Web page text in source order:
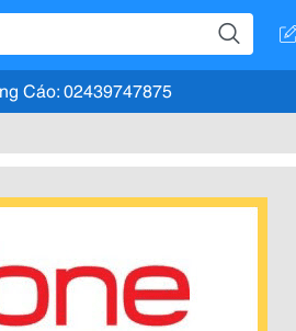
Cáo: 02439747875